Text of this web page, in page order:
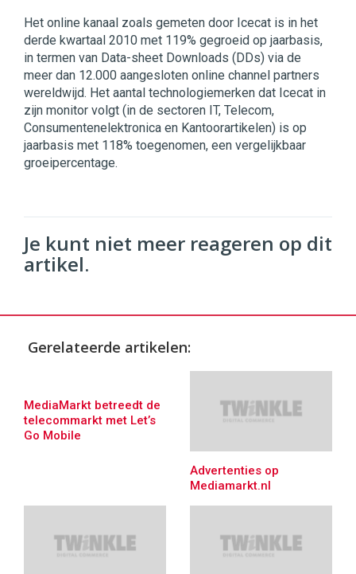
Het online kanaal zoals gemeten door Icecat is in het
derde kwartaal 2010 met 119% gegroeid op jaarbasis,
in termen van Data-sheet Downloads (DDs) via de
meer dan 12.000 aangesloten online channel partners
wereldwijd. Het aantal technologiemerken dat Icecat in
zijn monitor volgt (in de sectoren IT, Telecom,
Consumentenelektronica en Kantoorartikelen) is op
jaarbasis met 118% toegenomen, een vergelijkbaar
groeipercentage.
Je kunt niet meer reageren op dit
artikel.
Gerelateerde artikelen:
MediaMarkt betreedt de
telecommarkt met Let’s
Go Mobile
Advertenties op
Mediamarkt.nl